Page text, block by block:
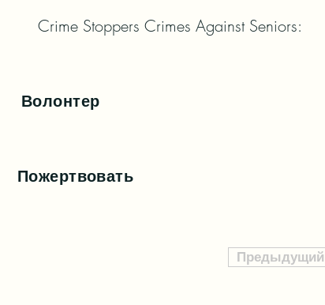
Crime Stoppers Crimes Against Seniors:
Волонтер
Пожертвовать
Предыдущий